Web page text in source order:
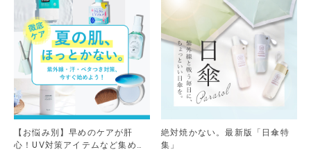
【お悩み別】早めのケアが肝
心！UV対策アイテムなど集めま
絶対焼かない。最新版「日傘特
集」